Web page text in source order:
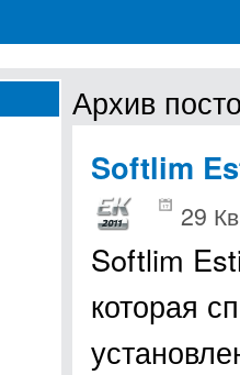
программ для Windows
Архив
Softlim
29
Softlim
которая